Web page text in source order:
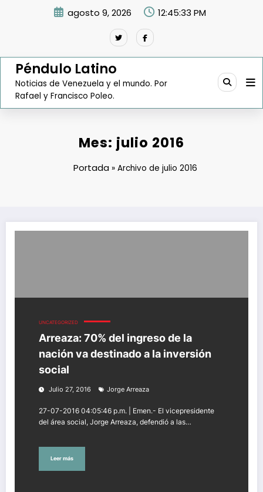
agosto 9, 2026 12:45:34 PM
Péndulo Latino
Noticias de Venezuela y el mundo. Por
Rafael y Francisco Poleo.
Mes: julio 2016
Portada »Archivo de julio 2016
UNCATEGORIZED
Arreaza: 70% del ingreso de la
nación va destinado a la inversión
social
Julio 27, 2016 Jorge Arreaza
27-07-2016 04:05:46 p.m. | Emen.- El vicepresidente
del área social, Jorge Arreaza, defendió a las…
Leer más